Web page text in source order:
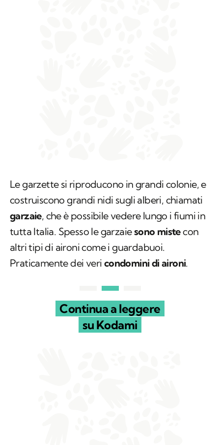
Le garzette si riproducono in grandi colonie, e
costruiscono grandi nidi sugli alberi, chiamati
garzaie, che è possibile vedere lungo i fiumi in
tutta Italia. Spesso le garzaiesono mistecon
altri tipi di aironi come i guardabuoi.
Praticamente dei veri condomini di aironi.
Continua a leggere
su Kodami